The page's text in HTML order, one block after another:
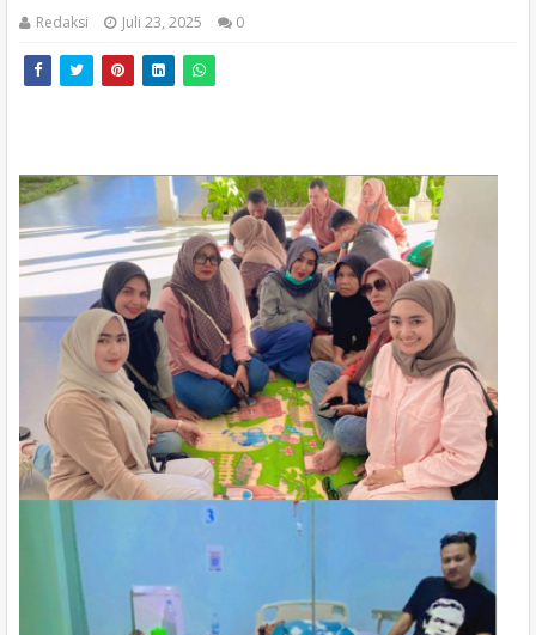
Redaksi Juli 23, 2025 0